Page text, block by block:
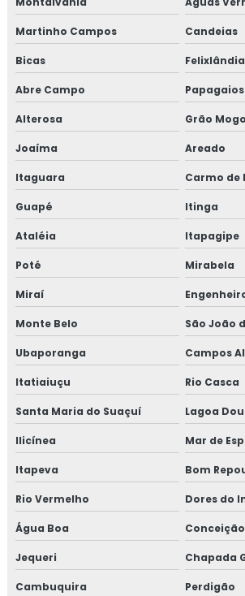
Treinamento em processos e
auditoria
Treinamento em programa 5s
Treinamento em rastreabilidade e recall
Treinamento em reciclagem auditores
Treinamento em reciclagem equipe
Treinamento em reciclagem sobre
alimentos
Treinamento em revisão norma FSSC
Treinamento em rotinas administrativas
regulatórios
Treinamento em rotulagem de alimentos
Treinamento em sensibilização de bpf
Treinamento em sensibilização
Treinamento em sistema de gestão
Treinamento em transporte de feed
Treinamento em tratamento de não
Martinho Campos Candeias
Bicas Felixlândia
Abre Campo Papagaios
Alterosa Grão
Joaíma Areado
Itaguara Carmo de
Guapé Itinga
Ataléia Itapagipe
Poté Mirabela
Miraí
Monte Belo São João
Ubaporanga Campos
Itatiaiuçu Rio Casca
Santa Maria do Suaçuí Lagoa
Ilicínea Mar de
Itapeva Bom
Rio Vermelho Dores do
Água Boa
Jequeri Chapada
Cambuquira Perdigão